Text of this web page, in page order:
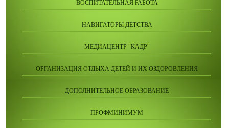
ВОСПИТАТЕЛЬНАЯ РАБОТА
НАВИГАТОРЫ ДЕТСТВА
МЕДИАЦЕНТР "КАДР"
ОРГАНИЗАЦИЯ ОТДЫХА ДЕТЕЙ И ИХ ОЗДОРОВЛЕНИЯ
ДОПОЛНИТЕЛЬНОЕ ОБРАЗОВАНИЕ
ПРОФМИНИМУМ